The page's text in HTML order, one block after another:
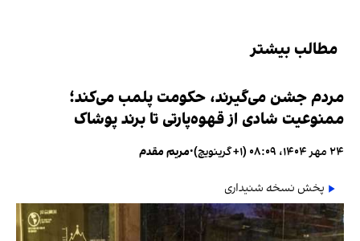
مطالب بیشتر
مردم جشن می‌گیرند، حکومت پلمب می‌کند؛
ممنوعیت شادی از قهوه‌پارتی تا برند پوشاک
۲۴ مهر ۱۴۰۴، ۰۸:۰۹ (‎+۱ گرینویچ) •مریم مقدم
پخش نسخه شنیداری